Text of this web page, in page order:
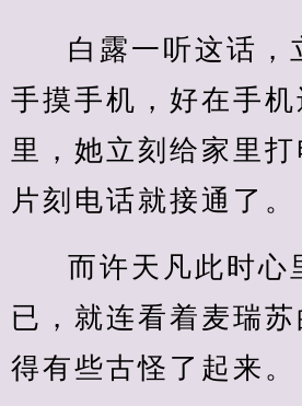
白露一听这话，
手摸手机，好在手机
里，她立刻给家里
片刻电话就接通了。
而许天凡此时心
已，就连看着麦瑞
得有些古怪了起来。